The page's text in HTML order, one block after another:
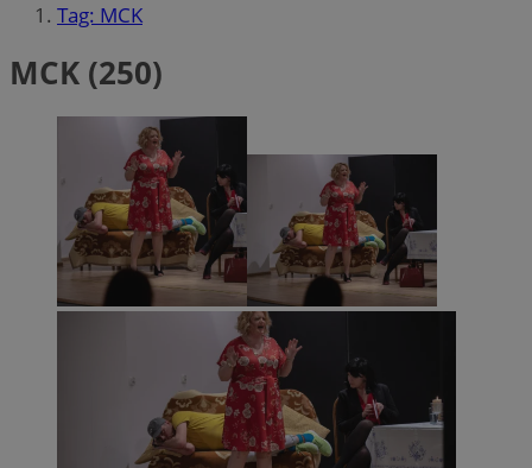
Tag: MCK
MCK (250)